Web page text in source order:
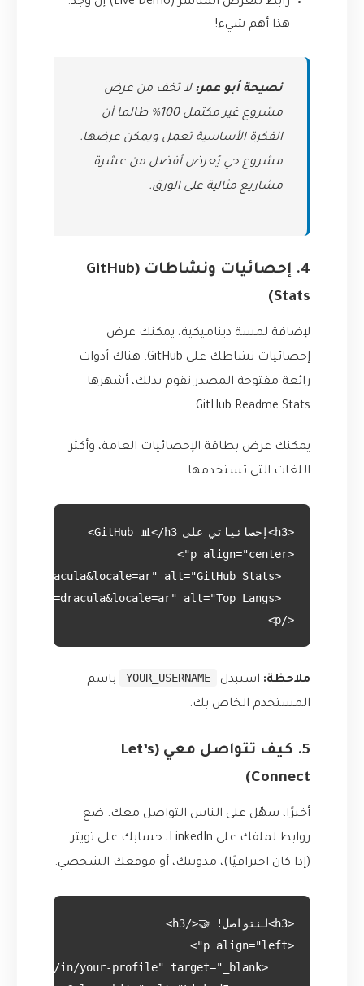
رابط للعرض المباشر (Live Demo) إن وجد.
هذا أهم شيء!
نصيحة أبو عمر: لا تخف من عرض
مشروع غير مكتمل 100% طالما أن
الفكرة الأساسية تعمل ويمكن عرضها.
مشروع حي يُعرض أفضل من عشرة
مشاريع مثالية على الورق.
4. إحصائيات ونشاطات (GitHub
Stats)
لإضافة لمسة ديناميكية، يمكنك عرض
إحصائيات نشاطك على GitHub. هناك أدوات
رائعة مفتوحة المصدر تقوم بذلك، أشهرها
GitHub Readme Stats
.
يمكنك عرض بطاقة الإحصائيات العامة، وأكثر
اللغات التي تستخدمها.
</p>
ملاحظة: استبدل YOUR_USERNAME
باسم
المستخدم الخاص بك.
5. كيف تتواصل معي (Let’s
Connect)
أخيرًا، سهّل على الناس التواصل معك. ضع
روابط لملفك على LinkedIn، حسابك على تويتر
(إذا كان احترافيًا)، مدونتك، أو موقعك الشخصي.